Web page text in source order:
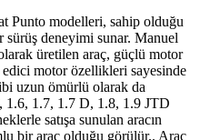
Punto modelleri, sahip olduğu
sürüş deneyimi sunar. Manuel
üretilen araç, güçlü motor
motor özellikleri sayesinde
uzun ömürlü olarak da
1.6, 1.7, 1.7 D, 1.8, 1.9 JTD
satışa sunulan aracın
bir araç olduğu görülür.. Araç